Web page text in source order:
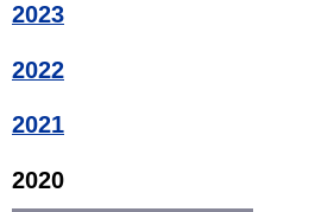
2023
2022
2021
2020